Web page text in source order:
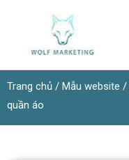
dung
Trang chủ / Mẫu website /
quần áo